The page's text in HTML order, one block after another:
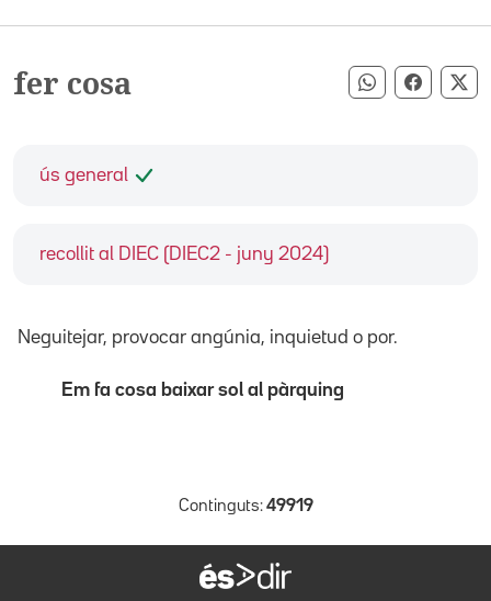
fer cosa Compartir
ús general
recollit al DIEC (DIEC2 - juny 2024)
Neguitejar, provocar angúnia, inquietud o por.
Em fa cosa baixar sol al pàrquing
Continguts: 49919